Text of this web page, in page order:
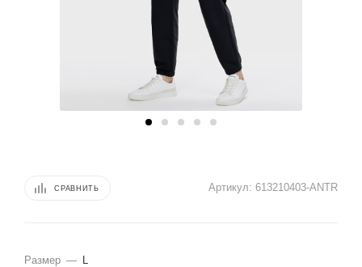
СРАВНИТЬ Артикул: 613210403-ANTR
Размер — L